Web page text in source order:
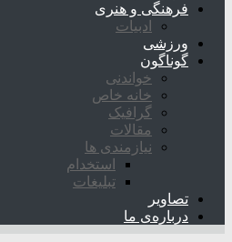
فرهنگی و هنری
ادبیات
ورزشی
گوناگون
خواندنی
خانه خاص
گرافیک
مقالات
نیازمندی ها
استخدام
تبلیغات
تصاویر
درباره‌ی ما